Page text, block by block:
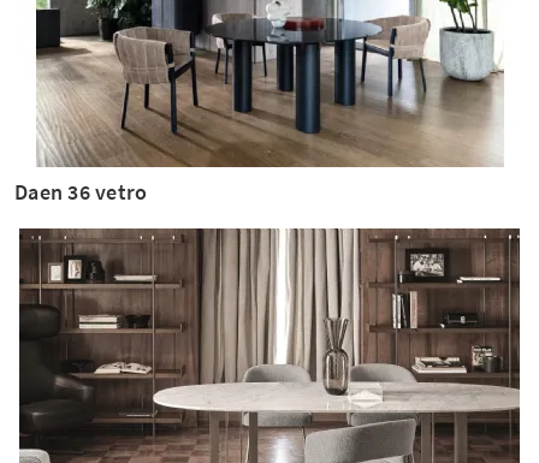
Daen 36 vetro